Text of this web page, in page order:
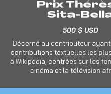
Prix
Sita-
500 $ USD
Décerné au contributeur
contributions textuelles les
à Wikipédia, centrées sur les
cinéma et la télévision